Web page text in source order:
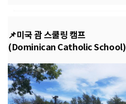
📌미국 괌 스쿨링 캠프
(Dominican Catholic School)